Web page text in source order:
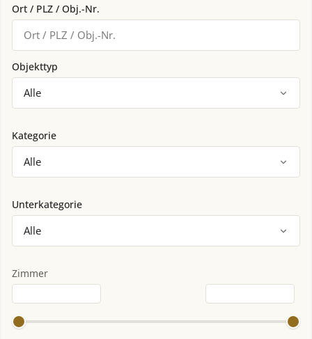
Ort / PLZ / Obj.-Nr.
Objekttyp
Kategorie
Unterkategorie
Zimmer